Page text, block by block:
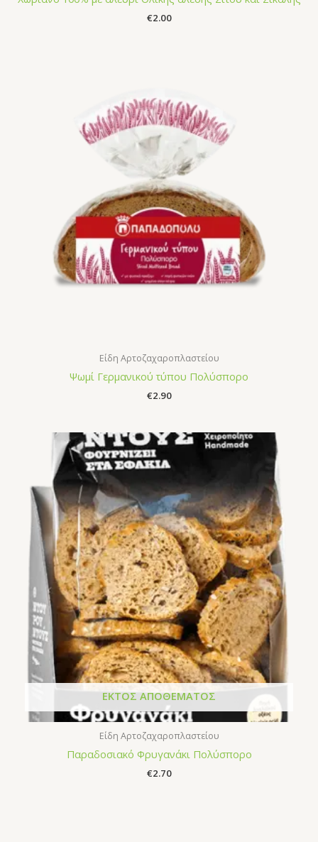
€2.00
Είδη Αρτοζαχαροπλαστείου
Ψωμί Γερμανικού τύπου Πολύσπορο
€2.90
ΕΚΤΌΣ ΑΠΟΘΈΜΑΤΟΣ
Είδη Αρτοζαχαροπλαστείου
Παραδοσιακό Φρυγανάκι Πολύσπορο
€2.70